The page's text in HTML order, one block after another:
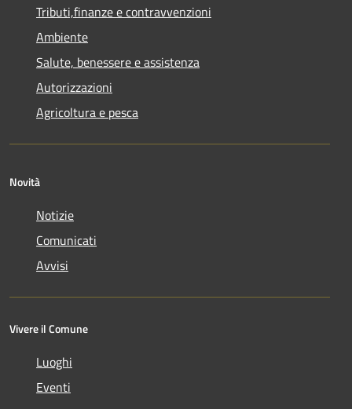
Tributi,finanze e contravvenzioni
Ambiente
Salute, benessere e assistenza
Autorizzazioni
Agricoltura e pesca
Novità
Notizie
Comunicati
Avvisi
Vivere il Comune
Luoghi
Eventi